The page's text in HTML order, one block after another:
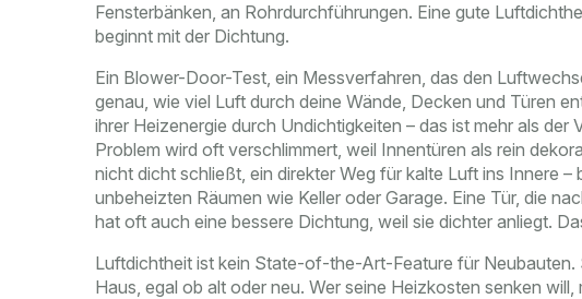
Fensterbänken, an Rohrdurchführungen. Eine gute
beginnt mit der Dichtung.
Ein Blower-Door-Test, ein Messverfahren, das den
genau, wie viel Luft durch deine Wände, Decken und Türen
ihrer Heizenergie durch Undichtigkeiten – das ist mehr als
Problem wird oft verschlimmert, weil Innentüren als rein
nicht dicht schließt, ein direkter Weg für kalte Luft ins Innere
unbeheizten Räumen wie Keller oder Garage. Eine Tür, die
hat oft auch eine bessere Dichtung, weil sie dichter anliegt.
Luftdichtheit ist kein State-of-the-Art-Feature für Neubauten.
Haus, egal ob alt oder neu. Wer seine Heizkosten senken